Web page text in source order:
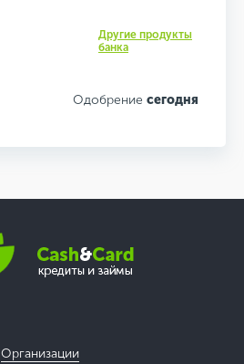
Другие продукты
банка
Одобрение сегодня
Организации